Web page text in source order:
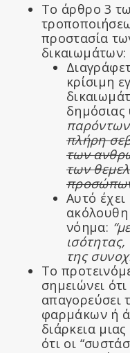
Το άρθρο 3
προστασία
δικαιωμάτων:
κρίσιμη
δημόσιας
παρόντων
πλήρη
των
των
Αυτό έχει
νόημα:
ισότητας,
της
Το
σημειώνει
απαγορεύσει
φαρμάκων ή
διάρκεια
ότι οι